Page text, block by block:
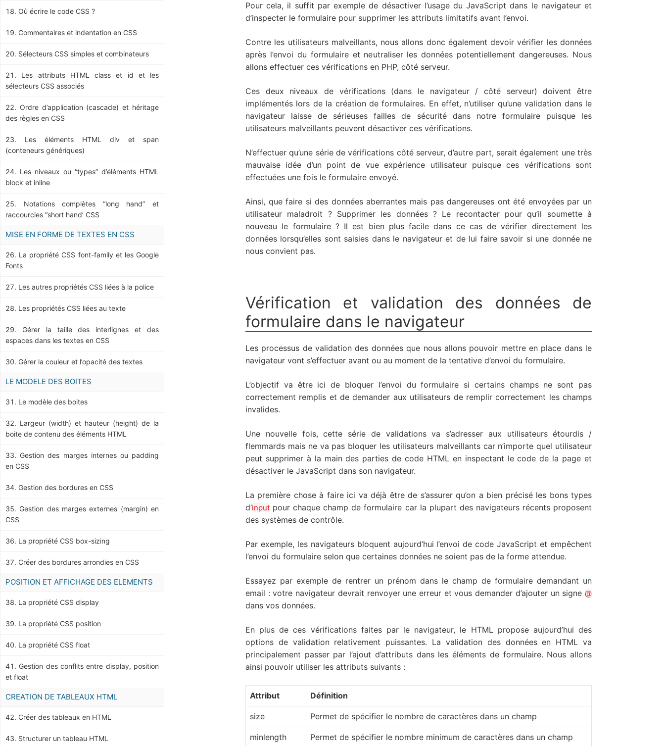
Où écrire le code CSS ?
Commentaires et indentation en CSS
Sélecteurs CSS simples et combinateurs
Les attributs HTML class et id et les
sélecteurs CSS associés
Ordre d’application (cascade) et héritage
des règles en CSS
Les éléments HTML div et span
(conteneurs génériques)
Les niveaux ou “types” d’éléments HTML
block et inline
Notations complètes “long hand” et
raccourcies “short hand’ CSS
MISE EN FORME DE TEXTES EN CSS
La propriété CSS font-family et les Google
Fonts
Les autres propriétés CSS liées à la police
Les propriétés CSS liées au texte
Gérer la taille des interlignes et des
espaces dans les textes en CSS
Gérer la couleur et l’opacité des textes
LE MODELE DES BOITES
Le modèle des boites
Largeur (width) et hauteur (height) de la
boite de contenu des éléments HTML
Gestion des marges internes ou padding
en CSS
Gestion des bordures en CSS
Gestion des marges externes (margin) en
CSS
La propriété CSS box-sizing
Créer des bordures arrondies en CSS
POSITION ET AFFICHAGE DES ELEMENTS
La propriété CSS display
La propriété CSS position
La propriété CSS float
Gestion des conflits entre display, position
et float
CREATION DE TABLEAUX HTML
Créer des tableaux en HTML
Structurer un tableau HTML
Pour cela, il suffit par exemple de désactiver l’usage du JavaScript dans le navigateur et
d’inspecter le formulaire pour supprimer les attributs limitatifs avant l’envoi.
Contre les utilisateurs malveillants, nous allons donc également devoir vérifier les données
après l’envoi du formulaire et neutraliser les données potentiellement dangereuses. Nous
allons effectuer ces vérifications en PHP, côté serveur.
Ces deux niveaux de vérifications (dans le navigateur / côté serveur) doivent être
implémentés lors de la création de formulaires. En effet, n’utiliser qu’une validation dans le
navigateur laisse de sérieuses failles de sécurité dans notre formulaire puisque les
utilisateurs malveillants peuvent désactiver ces vérifications.
N’effectuer qu’une série de vérifications côté serveur, d’autre part, serait également une très
mauvaise idée d’un point de vue expérience utilisateur puisque ces vérifications sont
effectuées une fois le formulaire envoyé.
Ainsi, que faire si des données aberrantes mais pas dangereuses ont été envoyées par un
utilisateur maladroit ? Supprimer les données ? Le recontacter pour qu’il soumette à
nouveau le formulaire ? Il est bien plus facile dans ce cas de vérifier directement les
données lorsqu’elles sont saisies dans le navigateur et de lui faire savoir si une donnée ne
nous convient pas.
Vérification et validation des données de
formulaire dans le navigateur
Les processus de validation des données que nous allons pouvoir mettre en place dans le
navigateur vont s’effectuer avant ou au moment de la tentative d’envoi du formulaire.
L’objectif va être ici de bloquer l’envoi du formulaire si certains champs ne sont pas
correctement remplis et de demander aux utilisateurs de remplir correctement les champs
invalides.
Une nouvelle fois, cette série de validations va s’adresser aux utilisateurs étourdis /
flemmards mais ne va pas bloquer les utilisateurs malveillants car n’importe quel utilisateur
peut supprimer à la main des parties de code HTML en inspectant le code de la page et
désactiver le JavaScript dans son navigateur.
La première chose à faire ici va déjà être de s’assurer qu’on a bien précisé les bons types
d’input pour chaque champ de formulaire car la plupart des navigateurs récents proposent
des systèmes de contrôle.
Par exemple, les navigateurs bloquent aujourd’hui l’envoi de code JavaScript et empêchent
l’envoi du formulaire selon que certaines données ne soient pas de la forme attendue.
Essayez par exemple de rentrer un prénom dans le champ de formulaire demandant un
email : votre navigateur devrait renvoyer une erreur et vous demander d’ajouter un signe @
dans vos données.
En plus de ces vérifications faites par le navigateur, le HTML propose aujourd’hui des
options de validation relativement puissantes. La validation des données en HTML va
principalement passer par l’ajout d’attributs dans les éléments de formulaire. Nous allons
ainsi pouvoir utiliser les attributs suivants :
Attribut Définition
size Permet de spécifier le nombre de caractères dans un champ
minlength Permet de spécifier le nombre minimum de caractères dans un champ